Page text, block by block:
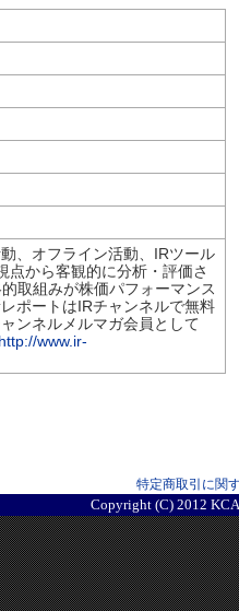
、オフライン活動、IRツール
点から客観的に分析・評価さ
取組みが株価パフォーマンス
ポートはIRチャンネルで無料
ンネルメルマガ会員として
http://www.ir-
特定商取引に関
Copyright (C) 2012